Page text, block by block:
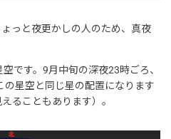
っと夜更かしの人のため、真夜
です。9月中旬の深夜23時ごろ、
星空と同じ星の配置になります
ることもあります）。